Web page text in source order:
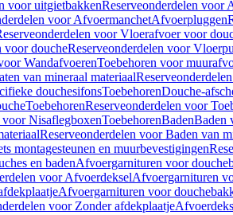
voor uitgietbakkenReserveonderdelen voor
voor AfvoermanchetAfvoerpluggen
voor Vloerafvoer voor
voor doucheReserveonderdelen voor
WandafvoerenToebehoren voor
van mineraal materiaal
douchesifonsToebehorenDouche-
ToebehorenReserveonderdelen voor
voor NisaflegboxenToebehorenBadenBaden
Reserveonderdelen voor Baden van
montagesteunen en muurbevestigingen
en badenAfvoergarnituren voor
voor AfvoerdekselAfvoergarnituren
Afvoergarnituren voor
voor Zonder afdekplaatje